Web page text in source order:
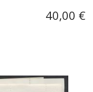
40,00 €